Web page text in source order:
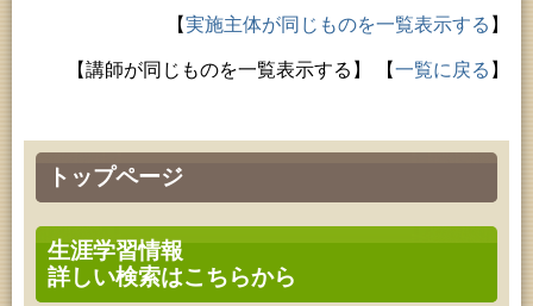
トップページ
生涯学習情報
詳しい検索はこちらから
【実施主体が同じものを一覧表示する 】
【講師が同じものを一覧表示する】 【一覧に戻る 】